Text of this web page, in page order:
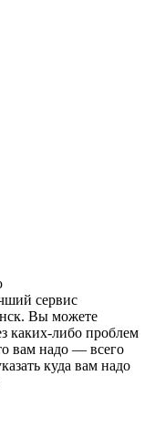
сервис
Вы можете
каких-либо проблем
вам надо — всего
куда вам надо